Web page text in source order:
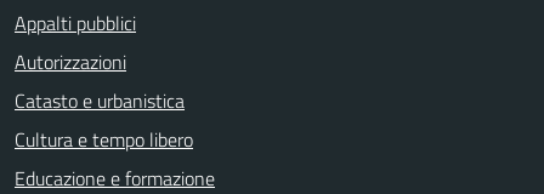
Appalti pubblici
Autorizzazioni
Catasto e urbanistica
Cultura e tempo libero
Educazione e formazione